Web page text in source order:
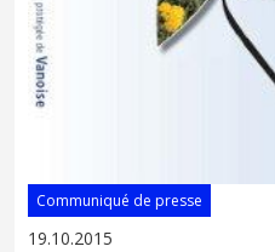
Communiqué de presse
19.10.2015